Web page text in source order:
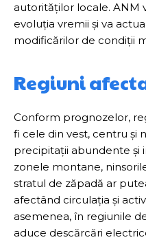
autorităților locale. ANM
evoluția vremii și va
modificărilor de condiții
Regiuni
Conform prognozelor,
fi cele din vest, centru și
precipitații abundente și
zonele montane,
stratul de zăpadă ar
afectând circulația și
asemenea, în regiunile
aduce descărcări